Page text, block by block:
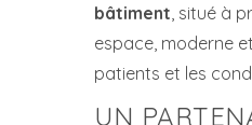
bâtiment, situé à
espace, moderne
patients et les
UN